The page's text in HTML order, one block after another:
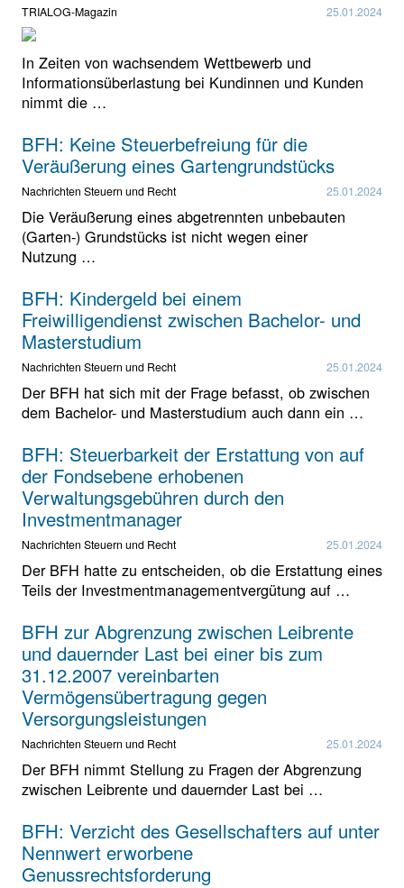
TRIALOG-Magazin 25.01.2024
In Zeiten von wachsendem Wettbewerb und
Informationsüberlastung bei Kundinnen und Kunden
nimmt die …
BFH: Keine Steuerbefreiung für die
Veräußerung eines Gartengrundstücks
Nachrichten Steuern und Recht 25.01.2024
Die Veräußerung eines abgetrennten unbebauten
(Garten-) Grundstücks ist nicht wegen einer
Nutzung …
BFH: Kindergeld bei einem
Freiwilligendienst zwischen Bachelor- und
Masterstudium
Nachrichten Steuern und Recht 25.01.2024
Der BFH hat sich mit der Frage befasst, ob zwischen
dem Bachelor- und Masterstudium auch dann ein …
BFH: Steuerbarkeit der Erstattung von auf
der Fondsebene erhobenen
Verwaltungsgebühren durch den
Investmentmanager
Nachrichten Steuern und Recht 25.01.2024
Der BFH hatte zu entscheiden, ob die Erstattung eines
Teils der Investmentmanagementvergütung auf …
BFH zur Abgrenzung zwischen Leibrente
und dauernder Last bei einer bis zum
31.12.2007 vereinbarten
Vermögensübertragung gegen
Versorgungsleistungen
Nachrichten Steuern und Recht 25.01.2024
Der BFH nimmt Stellung zu Fragen der Abgrenzung
zwischen Leibrente und dauernder Last bei …
BFH: Verzicht des Gesellschafters auf unter
Nennwert erworbene
Genussrechtsforderung